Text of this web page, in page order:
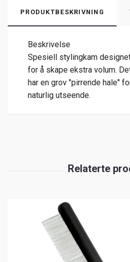
PRODUKTBESKRIVNING
Beskrivelse
Spesiell stylingkam
for å skape ekstra volum.
har en grov "pirrende hale"
naturlig utseende.